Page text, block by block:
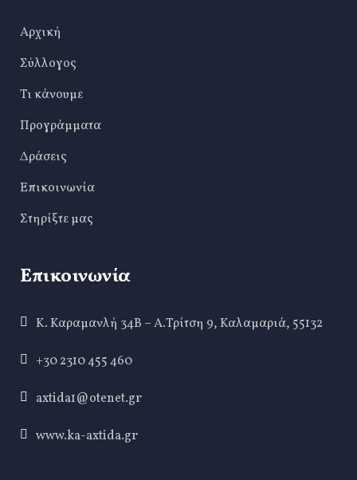
Αρχική
Σύλλογος
Τι κάνουμε
Προγράμματα
Δράσεις
Επικοινωνία
Στηρίξτε μας
Επικοινωνία
Κ. Καραμανλή 34Β – Α.Τρίτση 9, Καλαμαριά, 55132
+30 2310 455 460
axtida1@otenet.gr
www.ka-axtida.gr